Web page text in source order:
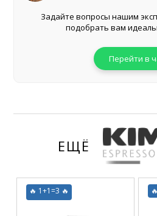
Задайте вопросы нашим
подобрать вам
Перейти в
ЕЩЁ
🔥 1+1=3 🔥